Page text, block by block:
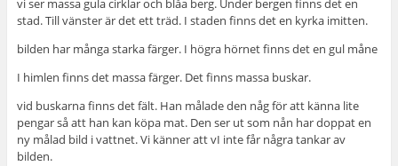
vi ser massa gula cirklar och blåa berg. Under bergen finns det en
stad. Till vänster är det ett träd. I staden finns det en kyrka imitten.
bilden har många starka färger. I högra hörnet finns det en gul måne
I himlen finns det massa färger. Det finns massa buskar.
vid buskarna finns det fält. Han målade den någ för att känna lite
pengar så att han kan köpa mat. Den ser ut som nån har doppat en
ny målad bild i vattnet. Vi känner att vI inte får några tankar av
bilden.